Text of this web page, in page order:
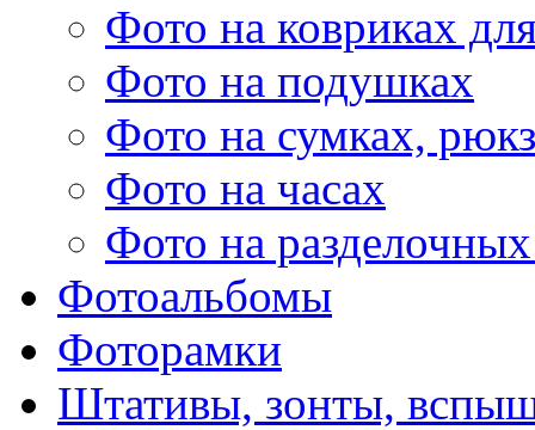
Фото на ковриках
Фото на подушках
Фото на сумках,
Фото на часах
Фото на
Фотоальбомы
Фоторамки
Штативы, зонты,